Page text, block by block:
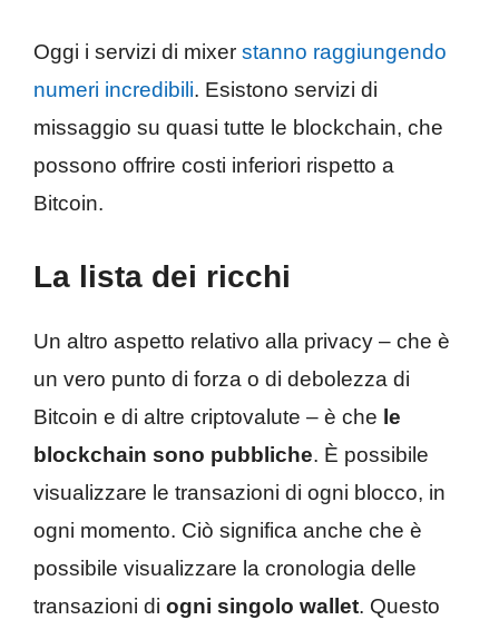
Oggi i servizi di mixer stanno raggiungendo
numeri incredibili. Esistono servizi di
missaggio su quasi tutte le blockchain, che
possono offrire costi inferiori rispetto a
Bitcoin.
La lista dei ricchi
Un altro aspetto relativo alla privacy – che è
un vero punto di forza o di debolezza di
Bitcoin e di altre criptovalute – è che le
blockchain sono pubbliche. È possibile
visualizzare le transazioni di ogni blocco, in
ogni momento. Ciò significa anche che è
possibile visualizzare la cronologia delle
transazioni di ogni singolo wallet. Questo